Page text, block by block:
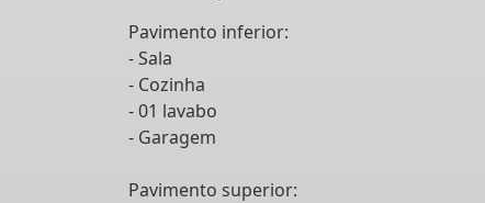
Pavimento inferior:
- Sala
- Cozinha
- 01 lavabo
- Garagem
Pavimento superior: